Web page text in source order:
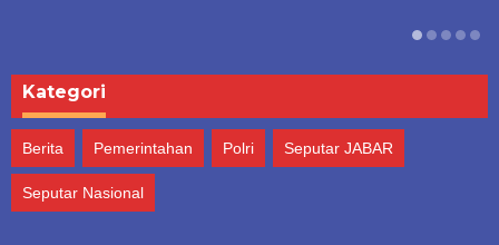
Kategori
Berita Pemerintahan Polri Seputar JABAR
Seputar Nasional